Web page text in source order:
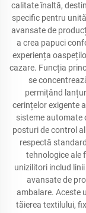
calitate înaltă,
specific pentru
avansate de
a crea papuci
experiența
cazare. Funcția
se
permițând
cerințelor exigente
sisteme automate
posturi de control
respectă
tehnologice ale
unizilitori includ
avansate de
ambalare. Aceste
tăierea textilului,